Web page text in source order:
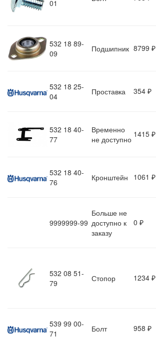
01
532 18 89-
09
Подшипник 8799 ₽
532 18 25-
04
Проставка 354 ₽
532 18 40-
77
Временно
не доступно
1415 ₽
532 18 40-
76
Кронштейн 1061 ₽
9999999-99
Больше не
доступно к
заказу
0 ₽
532 08 51-
79
Стопор 1234 ₽
539 99 00-
71
Болт 958 ₽